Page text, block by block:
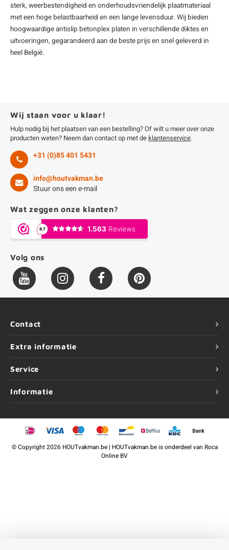
sterk, weerbestendigheid en onderhoudsvriendelijk plaatmateriaal
met een hoge belastbaarheid en een lange levensduur. Wij bieden
hoogwaardige antislip betonplex platen in verschillende diktes en
uitvoeringen, gegarandeerd aan de beste prijs en snel geleverd in
heel België.
Wij staan voor u klaar!
Hulp nodig bij het plaatsen van een bestelling? Of wilt u meer over onze
producten weten? Neem dan contact op met de klantenservice.
+31 (0)85 401 5431
info@houtvakman.be
Stuur ons een e-mail
Wat zeggen onze klanten?
Volg ons
Contact
Extra informatie
Service
Informatie
©Copyright2026 HOUTvakman.be | HOUTvakman.be is onderdeel van Roca
Online BV